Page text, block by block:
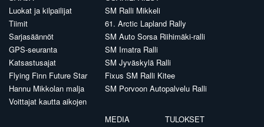
Luokat ja kilpailijat
Tiimit
Sarjasäännöt
GPS-seuranta
Katsastusajat
Flying Finn Future Star
Hannu Mikkolan malja
Voittajat kautta aikojen
SM Ralli Mikkeli
61. Arctic Lapland Rally
SM Auto Sorsa Riihimäki-ralli
SM Imatra Ralli
SM Jyväskylä Ralli
Fixus SM Ralli Kitee
SM Porvoon Autopalvelu Ralli
MEDIA
TULOKSET